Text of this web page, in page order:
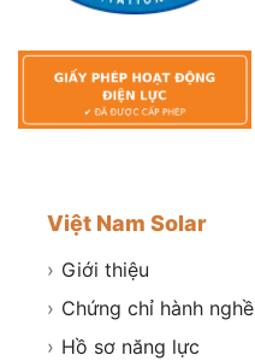
Việt Nam Solar
› Giới thiệu
› Chứng chỉ hành nghề
› Hồ sơ năng lực